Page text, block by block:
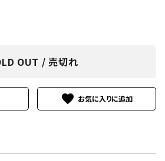
OUT / 売切れ
favorite